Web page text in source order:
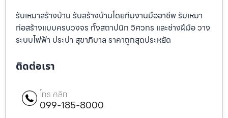
รับเหมาสร้างบ้าน รับสร้างบ้านโดยทีมงานมืออาชีพ รับเหมา
ก่อสร้างแบบครบวงจร ทั้งสถาปนิก วิศวกร และช่างฝีมือ วาง
ระบบไฟฟ้า ประปา สุขาภิบาล ราคาถูกสุดประหยัด
ติดต่อเรา
โทร คลิก
099-185-8000